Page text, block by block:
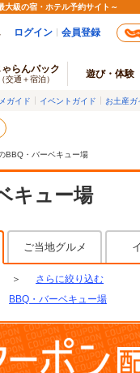
級の宿・ホテル予約サイト～
ログイン 会員登録
ゃらんパック
（交通＋宿泊） 遊び・体験
ガイド イベントガイド お土産ガ
BBQ・バーベキュー場
キュー場
ご当地グルメ
＞
さらに絞り込む
BBQ・バーベキュー場